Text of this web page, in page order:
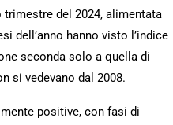
del 2024, alimentata
dell’anno hanno visto l’indice
seconda solo a quella di
si vedevano dal 2008.
positive, con fasi di